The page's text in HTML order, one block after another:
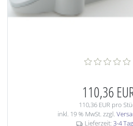
110,36
110,36 EUR pro
inkl. 19 % MwSt. zzgl.
Lieferzeit: 3-4